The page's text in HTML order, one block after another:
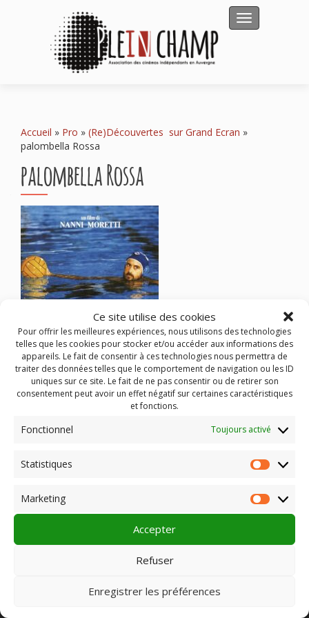
Ce site utilise des cookies
Pour offrir les meilleures expériences, nous utilisons des technologies
telles que les cookies pour stocker et/ou accéder aux informations des
appareils. Le fait de consentir à ces technologies nous permettra de
traiter des données telles que le comportement de navigation ou les ID
uniques sur ce site. Le fait de ne pas consentir ou de retirer son
consentement peut avoir un effet négatif sur certaines caractéristiques
et fonctions.
Fonctionnel Toujours activé
Statistiques
Marketing
Accepter
Refuser
Enregistrer les préférences
Afficher/
Accueil » Pro » (Re)Découvertes sur Grand Ecran »
palombella Rossa
palombella Rossa
Pôle 22 bis impasse Bonnabaud